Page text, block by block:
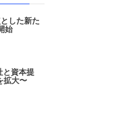
した新た
始
資本提
拡大〜